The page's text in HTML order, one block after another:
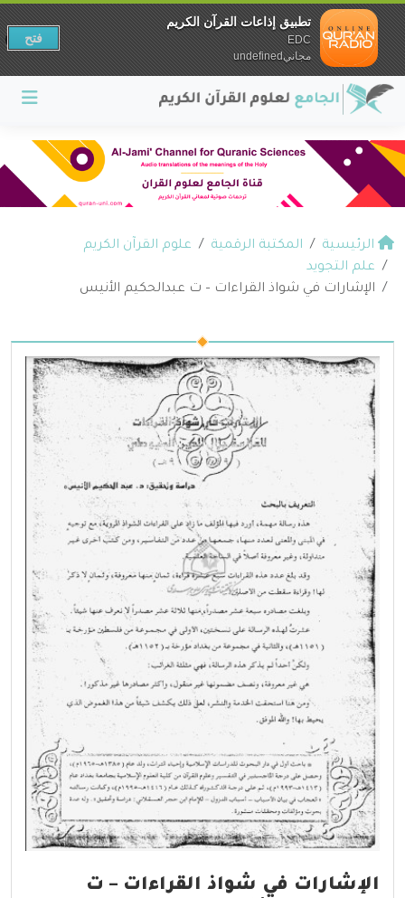
الرئيسية المكتبة الرقمية
علوم القرآن الكريم
علم التجويد
الإشارات في شواذ القراءات – ت عبدالحكيم الأنيس
الإشارات في شواذ القراءات – ت
تطبيق إذاعات القرآن الكريم
EDC
مجانيundefined
فتح